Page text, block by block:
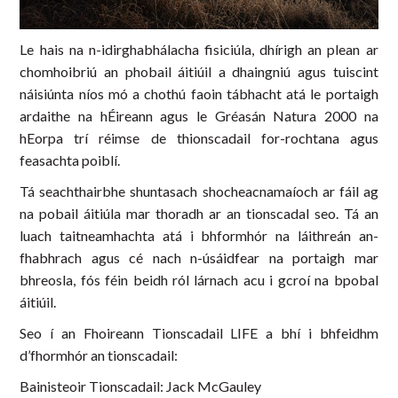
Le hais na n-idirghabhálacha fisiciúla, dhírigh an plean ar
chomhoibriú an phobail áitiúil a dhaingniú agus tuiscint
náisiúnta níos mó a chothú faoin tábhacht atá le portaigh
ardaithe na hÉireann agus le Gréasán Natura 2000 na
hEorpa trí réimse de thionscadail for-rochtana agus
feasachta poiblí.
Tá seachthairbhe shuntasach shocheacnamaíoch ar fáil ag
na pobail áitiúla mar thoradh ar an tionscadal seo. Tá an
luach taitneamhachta atá i bhformhór na láithreán an-
fhabhrach agus cé nach n-úsáidfear na portaigh mar
bhreosla, fós féin beidh ról lárnach acu i gcroí na bpobal
áitiúil.
Seo í an Fhoireann Tionscadail LIFE a bhí i bhfeidhm
d’fhormhór an tionscadail:
Bainisteoir Tionscadail: Jack McGauley